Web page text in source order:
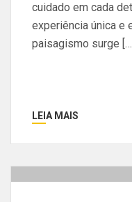
cuidado em cada
experiência única e
paisagismo surge
LEIA MAIS